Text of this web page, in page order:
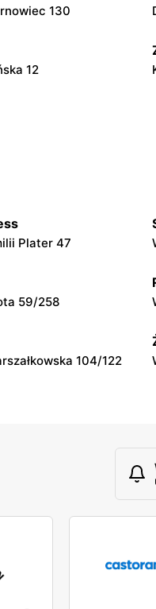
130
12
Hallera 6
Plater 47
59/258
104/122